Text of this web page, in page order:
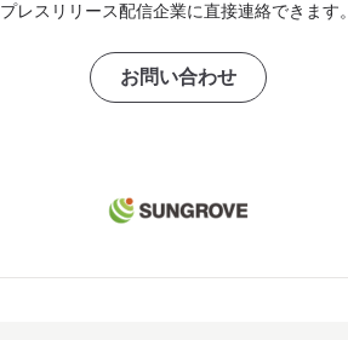
プレスリリース配信企業に直接連絡できます。
お問い合わせ